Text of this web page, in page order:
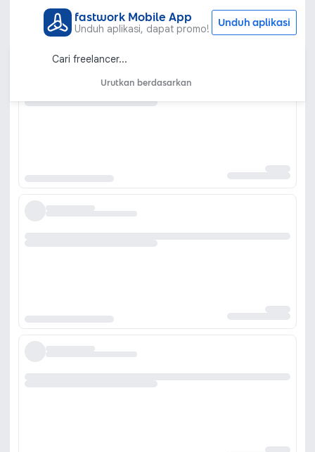
fastwork Mobile App
Unduh aplikasi, dapat promo! Unduh aplikasi
Urutkan berdasarkan